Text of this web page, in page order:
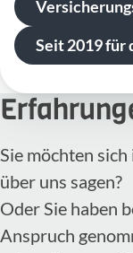
Seit 2019 für
Sie möchten
über uns sagen?
Oder Sie haben
Anspruch